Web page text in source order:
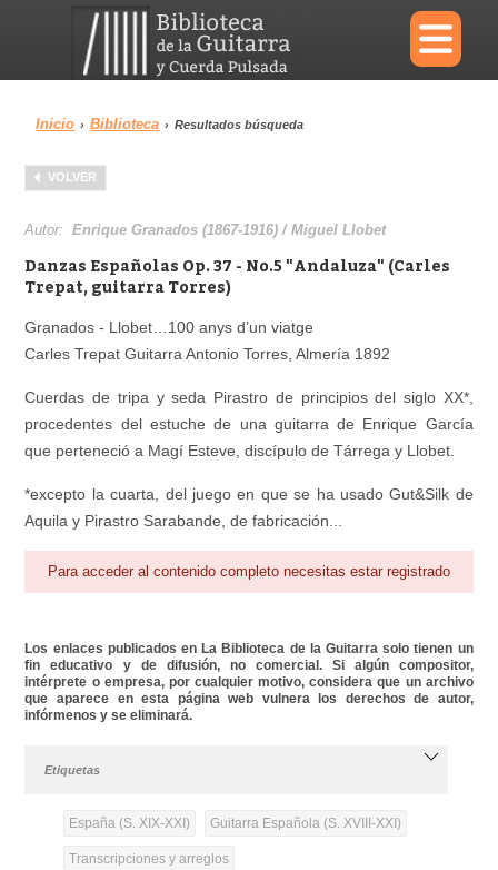
×
Menu
Biblioteca Diccionario
Inicio › Biblioteca › Resultados búsqueda
VOLVER
Autor:Enrique Granados (1867-1916) / Miguel Llobet
Danzas Españolas Op. 37 - No.5 "Andaluza" (Carles
Trepat, guitarra Torres)
Granados - Llobet…100 anys d’un viatge
Carles Trepat Guitarra Antonio Torres, Almería 1892
Cuerdas de tripa y seda Pirastro de principios del siglo XX*,
procedentes del estuche de una guitarra de Enrique García
que perteneció a Magí Esteve, discípulo de Tárrega y Llobet.
*excepto la cuarta, del juego en que se ha usado Gut&Silk de
Aquila y Pirastro Sarabande, de fabricación...
Para acceder al contenido completo necesitas estar registrado
Los enlaces publicados en La Biblioteca de la Guitarra solo tienen un
fin educativo y de difusión, no comercial. Si algún compositor,
intérprete o empresa, por cualquier motivo, considera que un archivo
que aparece en esta página web vulnera los derechos de autor,
infórmenos y se eliminará.
Etiquetas
España (S. XIX-XXI) Guitarra Española (S. XVIII-XXI)
Transcripciones y arreglos